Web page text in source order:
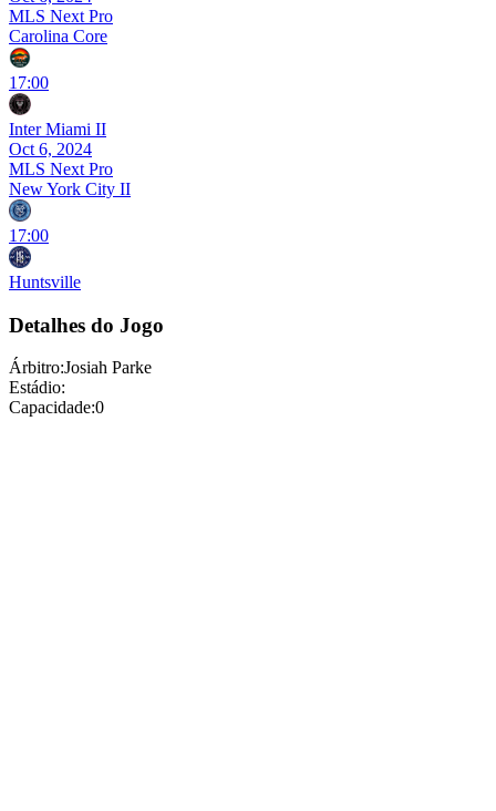
MLS Next Pro
Carolina Core
17:00
Inter Miami II
Oct 6, 2024
MLS Next Pro
New York City II
17:00
Huntsville
Detalhes do Jogo
Árbitro:Josiah Parke
Estádio:
Capacidade:0